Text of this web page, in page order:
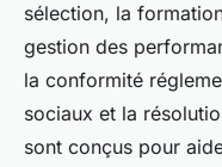
sélection, la
gestion des
la conformité
sociaux et la
sont conçus pour